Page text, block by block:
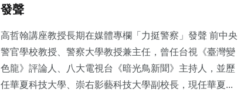
發聲
高哲翰講座教授長期在媒體專欄「力挺警察」發聲 前中央
警官學校教授、警察大學教授兼主任，曾任台視《臺灣變
色龍》評論人、八大電視台《暗光鳥新聞》主持人，並歷
任華夏科技大學、崇右影藝科技大學副校長，現任華夏...